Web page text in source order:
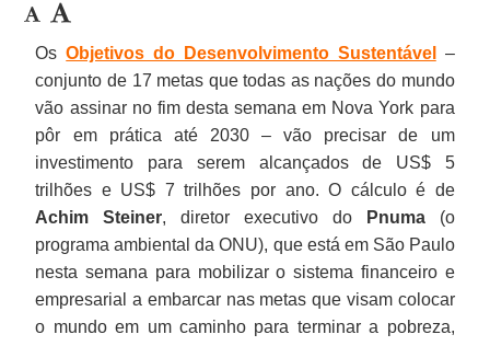
OsObjetivos do Desenvolvimento Sustentável
–
conjunto de 17 metas que todas as nações do mundo
vão assinar no fim desta semana em Nova York para
pôr em prática até 2030 – vão precisar de um
investimento para serem alcançados de US$ 5
trilhões e US$ 7 trilhões por ano. O cálculo é de
Achim Steiner, diretor executivo do Pnuma(o
programa ambiental da ONU), que está em São Paulo
nesta semana para mobilizar o sistema financeiro e
empresarial a embarcar nas metas que visam colocar
o mundo em um caminho para terminar a pobreza,